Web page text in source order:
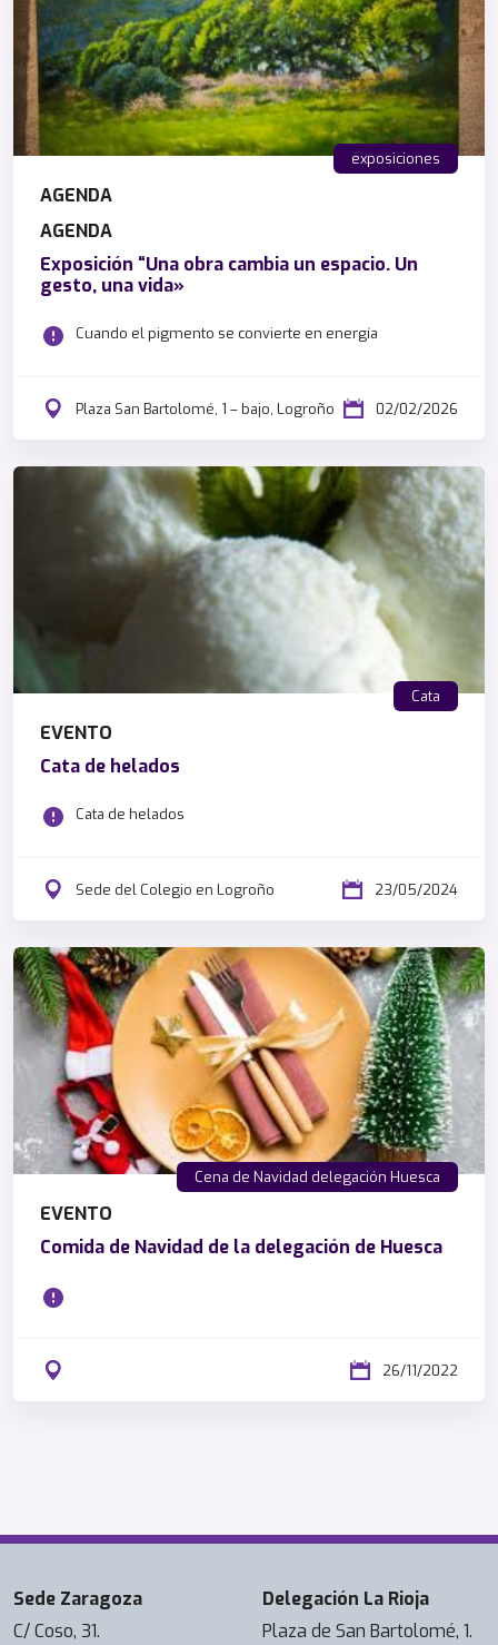
exposiciones
AGENDA
AGENDA
Exposición “Una obra cambia un espacio. Un
gesto, una vida»
Cuando el pigmento se convierte en energía
Plaza San Bartolomé, 1 – bajo, Logroño 02/02/2026
Cata
EVENTO
Cata de helados
Cata de helados
Sede del Colegio en Logroño 23/05/2024
Cena de Navidad delegación Huesca
EVENTO
Comida de Navidad de la delegación de Huesca
26/11/2022
Sede Zaragoza
C/ Coso, 31.
Delegación La Rioja
Plaza de San Bartolomé, 1.